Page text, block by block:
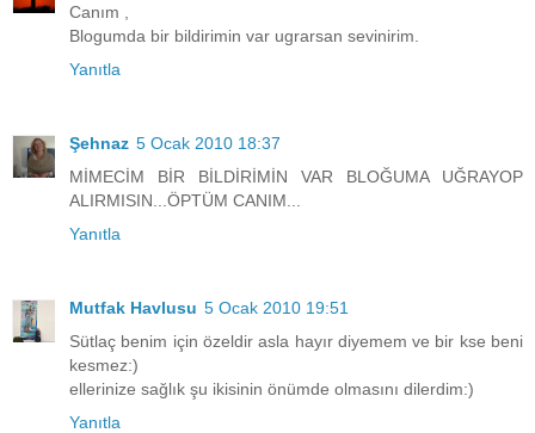
Canım ,
Blogumda bir bildirimin var ugrarsan sevinirim.
Yanıtla
Şehnaz 5 Ocak 2010 18:37
MİMECİM BİR BİLDİRİMİN VAR BLOĞUMA UĞRAYOP
ALIRMISIN...ÖPTÜM CANIM...
Yanıtla
Mutfak Havlusu 5 Ocak 2010 19:51
Sütlaç benim için özeldir asla hayır diyemem ve bir kse beni
kesmez:)
ellerinize sağlık şu ikisinin önümde olmasını dilerdim:)
Yanıtla